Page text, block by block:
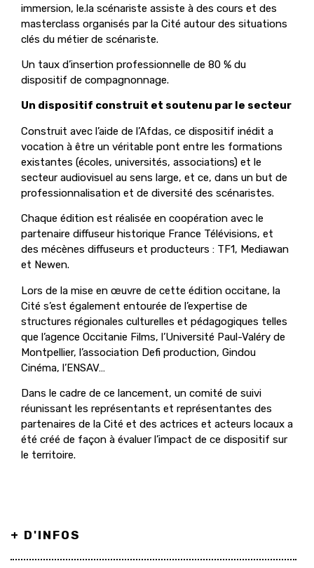
immersion, le.la scénariste assiste à des cours et des
masterclass organisés par la Cité autour des situations
clés du métier de scénariste.
Un taux d’insertion professionnelle de 80 % du
dispositif de compagnonnage.
Un dispositif construit et soutenu par le secteur
Construit avec l’aide de l’Afdas, ce dispositif inédit a
vocation à être un véritable pont entre les formations
existantes (écoles, universités, associations) et le
secteur audiovisuel au sens large, et ce, dans un but de
professionnalisation et de diversité des scénaristes.
Chaque édition est réalisée en coopération avec le
partenaire diffuseur historique France Télévisions, et
des mécènes diffuseurs et producteurs : TF1, Mediawan
et Newen.
Lors de la mise en œuvre de cette édition occitane, la
Cité s’est également entourée de l’expertise de
structures régionales culturelles et pédagogiques telles
que l’agence Occitanie Films, l’Université Paul-Valéry de
Montpellier, l’association Defi production, Gindou
Cinéma, l’ENSAV…
Dans le cadre de ce lancement, un comité de suivi
réunissant les représentants et représentantes des
partenaires de la Cité et des actrices et acteurs locaux a
été créé de façon à évaluer l’impact de ce dispositif sur
le territoire.
+ D'INFOS